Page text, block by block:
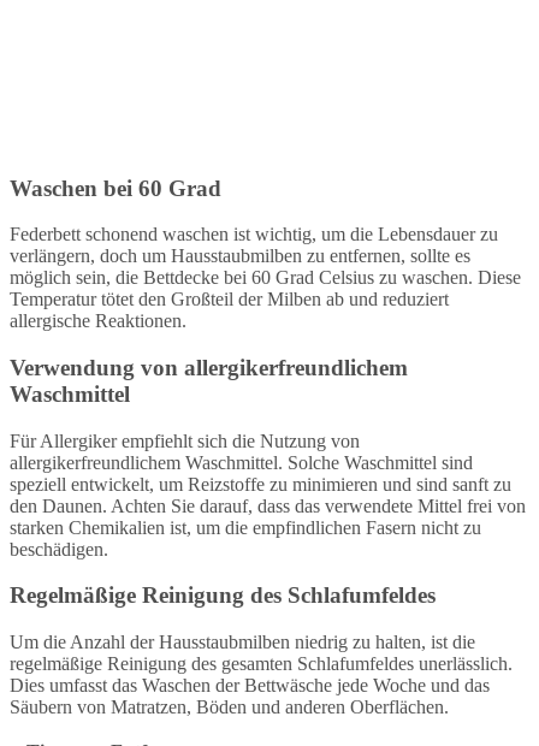
Waschen bei 60 Grad
Federbett schonend waschen ist wichtig, um die Lebensdauer zu
verlängern, doch um Hausstaubmilben zu entfernen, sollte es
möglich sein, die Bettdecke bei 60 Grad Celsius zu waschen. Diese
Temperatur tötet den Großteil der Milben ab und reduziert
allergische Reaktionen.
Verwendung von allergikerfreundlichem
Waschmittel
Für Allergiker empfiehlt sich die Nutzung von
allergikerfreundlichem Waschmittel. Solche Waschmittel sind
speziell entwickelt, um Reizstoffe zu minimieren und sind sanft zu
den Daunen. Achten Sie darauf, dass das verwendete Mittel frei von
starken Chemikalien ist, um die empfindlichen Fasern nicht zu
beschädigen.
Regelmäßige Reinigung des Schlafumfeldes
Um die Anzahl der Hausstaubmilben niedrig zu halten, ist die
regelmäßige Reinigung des gesamten Schlafumfeldes unerlässlich.
Dies umfasst das Waschen der Bettwäsche jede Woche und das
Säubern von Matratzen, Böden und anderen Oberflächen.